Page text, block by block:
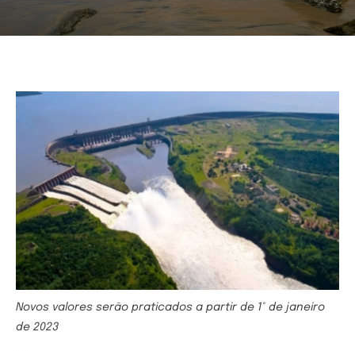
Novos valores serão praticados a partir de 1° de janeiro
de 2023